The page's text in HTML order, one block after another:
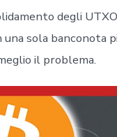
degli
una sola banconota
il problema.